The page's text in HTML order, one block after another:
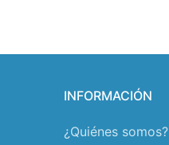
INFORMACIÓN
¿Quiénes somos?